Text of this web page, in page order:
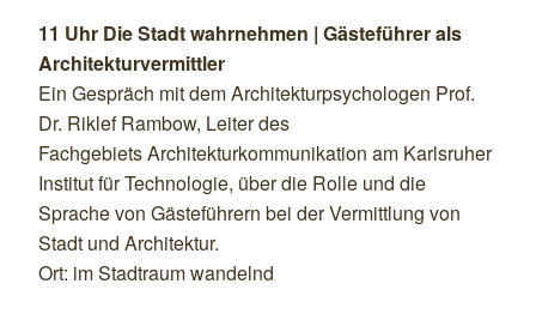
11 Uhr Die Stadt wahrnehmen | Gästeführer als
Architekturvermittler
Ein Gespräch mit dem Architekturpsychologen Prof.
Dr. Riklef Rambow, Leiter des
Fachgebiets Architekturkommunikation am Karlsruher
Institut für Technologie, über die Rolle und die
Sprache von Gästeführern bei der Vermittlung von
Stadt und Architektur.
Ort: im Stadtraum wandelnd